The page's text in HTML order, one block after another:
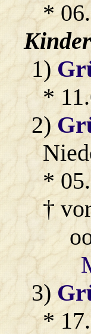
*
1)
*
2)
*
†
3)
*